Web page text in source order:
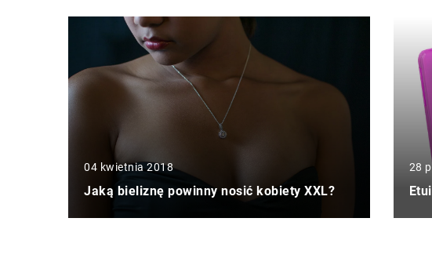
04 kwietnia 2018
Jaką bieliznę powinny nosić kobiety XXL?
28